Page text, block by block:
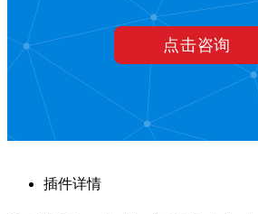
插件详情